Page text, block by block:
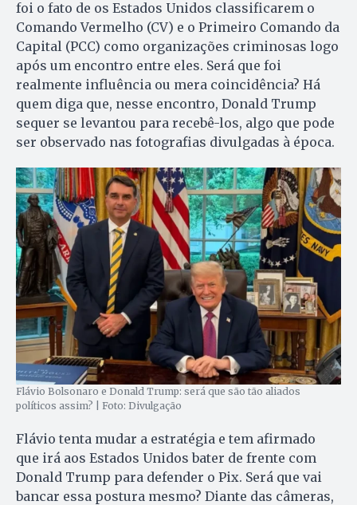
foi o fato de os Estados Unidos classificarem o
Comando Vermelho (CV) e o Primeiro Comando da
Capital (PCC) como organizações criminosas logo
após um encontro entre eles. Será que foi
realmente influência ou mera coincidência? Há
quem diga que, nesse encontro, Donald Trump
sequer se levantou para recebê-los, algo que pode
ser observado nas fotografias divulgadas à época.
Flávio Bolsonaro e Donald Trump: será que são tão aliados
políticos assim? | Foto: Divulgação
Flávio tenta mudar a estratégia e tem afirmado
que irá aos Estados Unidos bater de frente com
Donald Trump para defender o Pix. Será que vai
bancar essa postura mesmo? Diante das câmeras,